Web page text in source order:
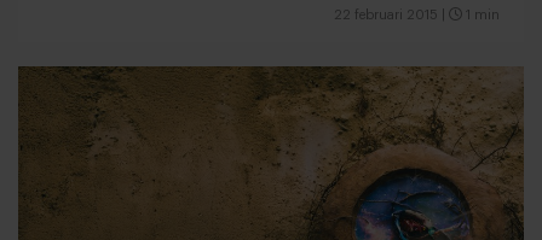
22 februari 2015 1 min